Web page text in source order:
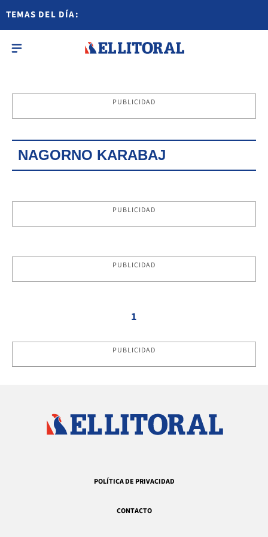
TEMAS DEL DÍA:
PUBLICIDAD
NAGORNO KARABAJ
PUBLICIDAD
PUBLICIDAD
1
PUBLICIDAD
POLÍTICA DE PRIVACIDAD
CONTACTO